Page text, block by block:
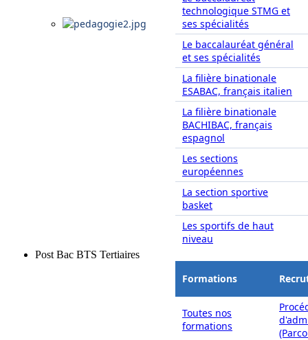
technologique STMG et
ses spécialités
Le baccalauréat général
et ses spécialités
La filière binationale
ESABAC, français italien
La filière binationale
BACHIBAC, français
espagnol
Les sections
européennes
La section sportive
basket
Les sportifs de haut
niveau
Post Bac BTS Tertiaires
Formations
Toutes nos
formations